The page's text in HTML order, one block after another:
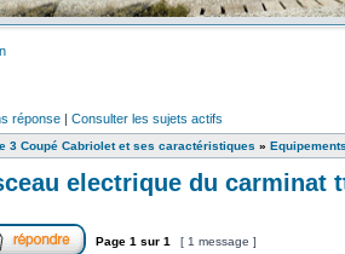
réponse | Consulter les sujets actifs
3 Coupé Cabriolet et ses caractéristiques »
electrique du carminat
Page 1 sur 1 [ 1 message ]